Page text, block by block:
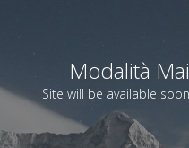
Modalità
Site will be available